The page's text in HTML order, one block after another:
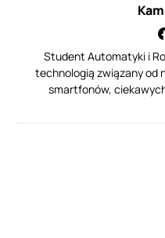
Student Automatyki i
technologią związany od
smartfonów,